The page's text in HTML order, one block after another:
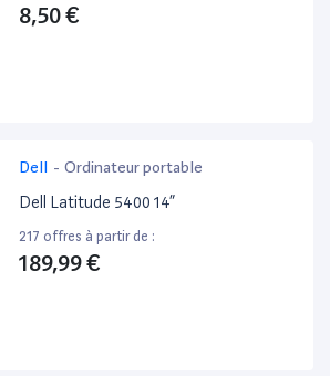
8,50 €
Dell - Ordinateur portable
Dell Latitude 5400 14”
217 offres à partir de :
189,99 €